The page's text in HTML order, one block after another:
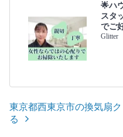
🌟ハ
スタ
でご
Glitter
東京都西東京市の換気扇
る